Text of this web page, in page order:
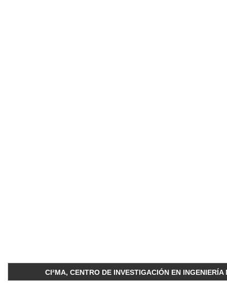
CI²MA, CENTRO DE INVESTIGACIÓN EN